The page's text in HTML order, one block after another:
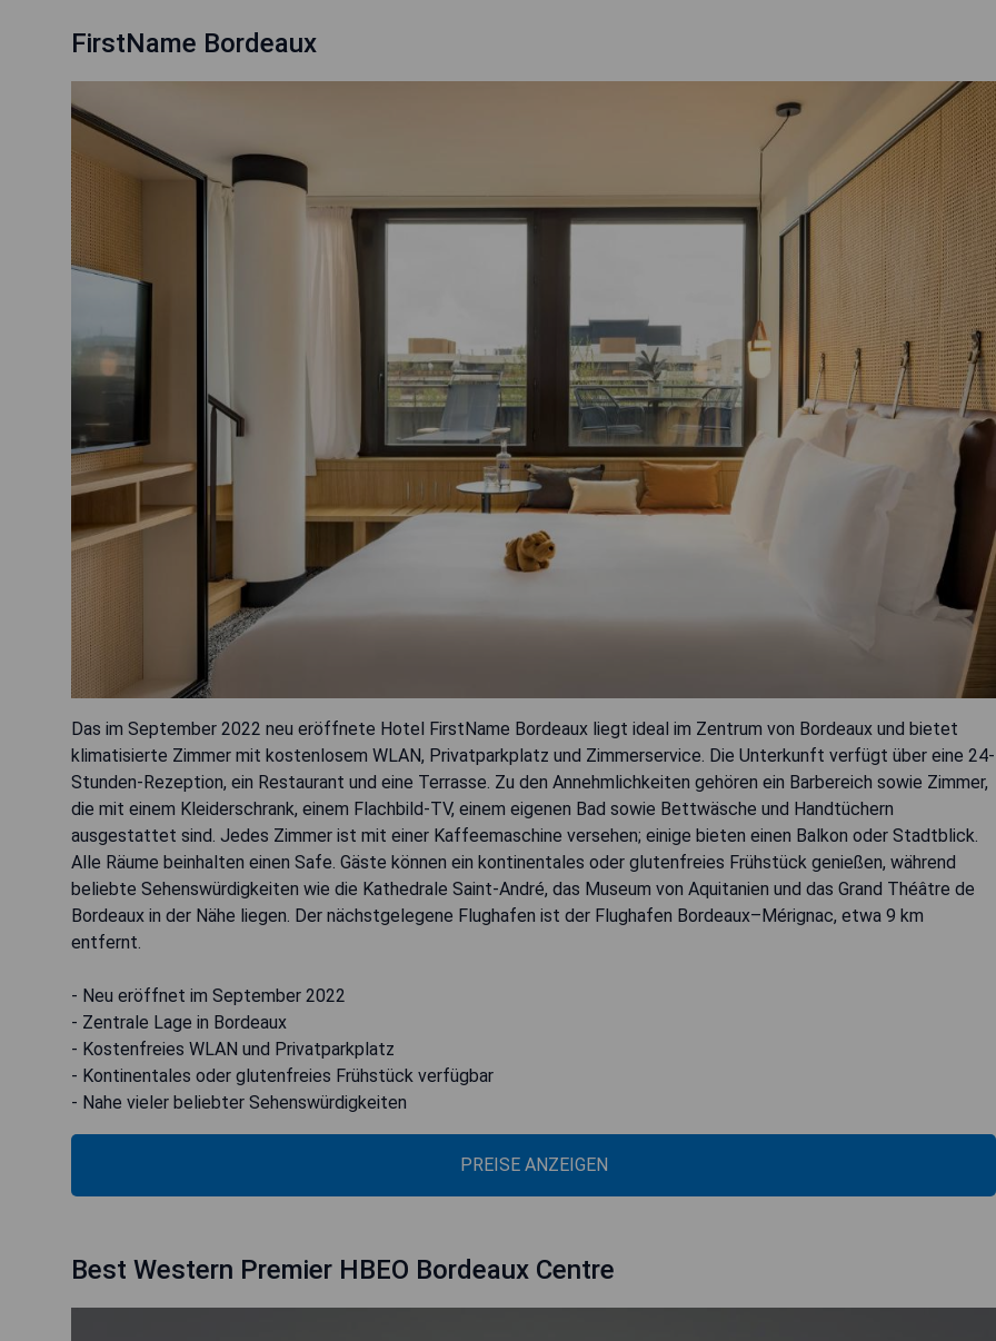
FirstName Bordeaux
Das im September 2022 neu eröffnete Hotel FirstName Bordeaux liegt ideal im Zentrum von Bordeaux und bietet
klimatisierte Zimmer mit kostenlosem WLAN, Privatparkplatz und Zimmerservice. Die Unterkunft verfügt über eine 24-
Stunden-Rezeption, ein Restaurant und eine Terrasse. Zu den Annehmlichkeiten gehören ein Barbereich sowie Zimmer,
die mit einem Kleiderschrank, einem Flachbild-TV, einem eigenen Bad sowie Bettwäsche und Handtüchern
ausgestattet sind. Jedes Zimmer ist mit einer Kaffeemaschine versehen; einige bieten einen Balkon oder Stadtblick.
Alle Räume beinhalten einen Safe. Gäste können ein kontinentales oder glutenfreies Frühstück genießen, während
beliebte Sehenswürdigkeiten wie die Kathedrale Saint-André, das Museum von Aquitanien und das Grand Théâtre de
Bordeaux in der Nähe liegen. Der nächstgelegene Flughafen ist der Flughafen Bordeaux–Mérignac, etwa 9 km
entfernt.
- Neu eröffnet im September 2022
- Zentrale Lage in Bordeaux
- Kostenfreies WLAN und Privatparkplatz
- Kontinentales oder glutenfreies Frühstück verfügbar
- Nahe vieler beliebter Sehenswürdigkeiten
PREISE ANZEIGEN
Best Western Premier HBEO Bordeaux Centre